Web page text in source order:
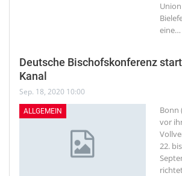
eine…
Deutsche Bischofskonferenz
Kanal
Sep. 18, 2020 10:00
ALLGEMEIN
Bonn
vor
22.